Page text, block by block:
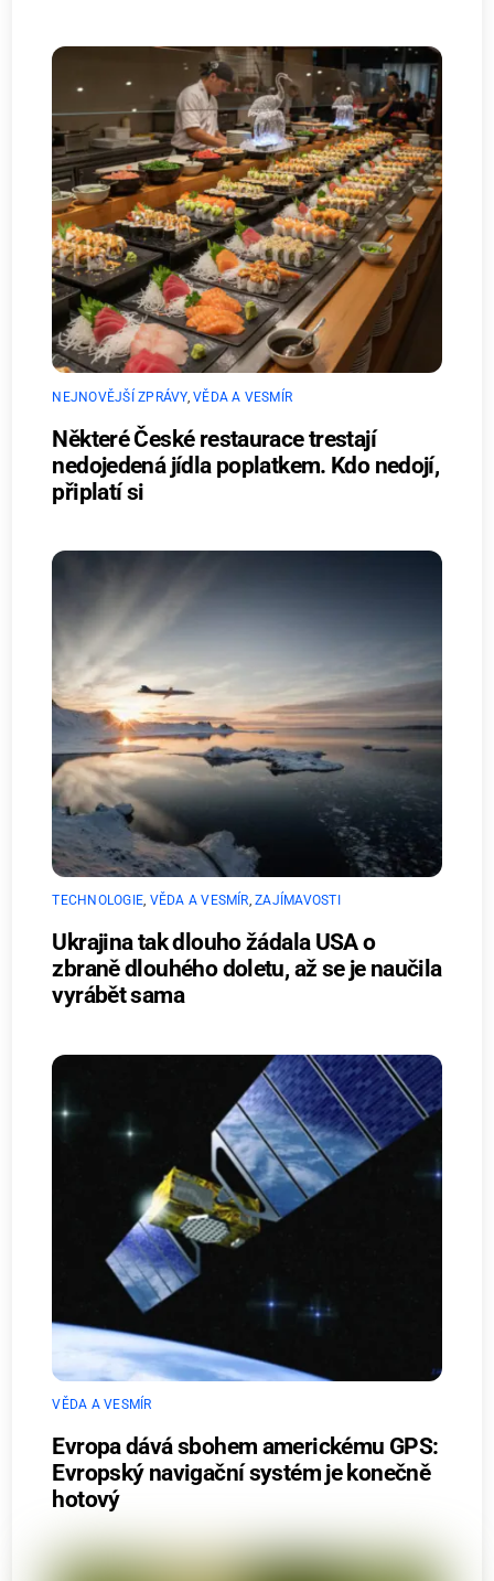
NEJNOVĚJŠÍ ZPRÁVY,VĚDA A VESMÍR
Některé České restaurace trestají
nedojedená jídla poplatkem. Kdo nedojí,
připlatí si
TECHNOLOGIE, VĚDA A VESMÍR,ZAJÍMAVOSTI
Ukrajina tak dlouho žádala USA o
zbraně dlouhého doletu, až se je naučila
vyrábět sama
VĚDA A VESMÍR
Evropa dává sbohem americkému GPS:
Evropský navigační systém je konečně
hotový